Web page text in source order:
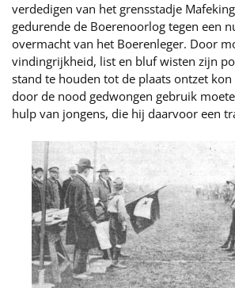
verdedigen van het grensstadje
gedurende de Boerenoorlog tegen een
overmacht van het Boerenleger. Door
vindingrijkheid, list en bluf wisten zijn
stand te houden tot de plaats ontzet
door de nood gedwongen gebruik
hulp van jongens, die hij daarvoor een